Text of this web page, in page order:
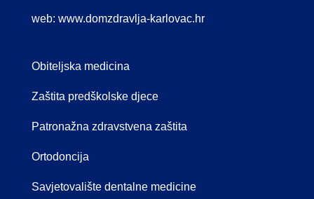
web: www.domzdravlja-karlovac.hr
Obiteljska medicina
Zaštita predškolske djece
Patronažna zdravstvena zaštita
Ortodoncija
Savjetovalište dentalne medicine